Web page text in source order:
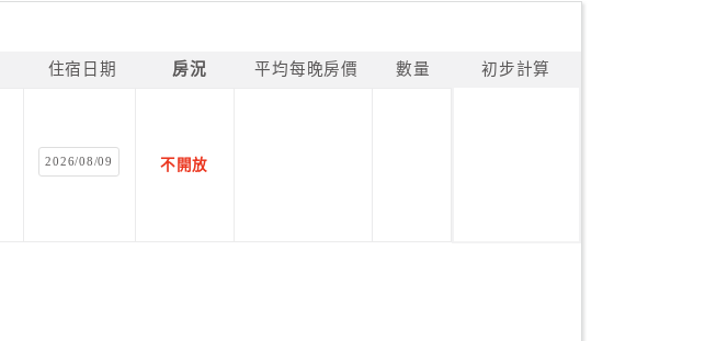
住宿日期 房況 平均每晚房價 數量 初步計算
2026/08/09 不開放